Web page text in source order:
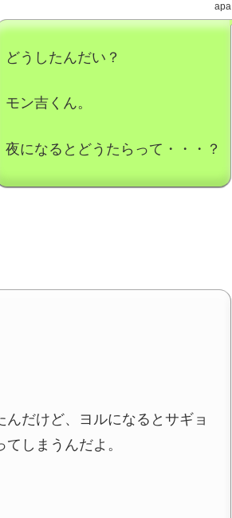
apa
どうしたんだい？
モン吉くん。
夜になるとどうたらって・・・？
だけど、ヨルになるとサギョ
しまうんだよ。